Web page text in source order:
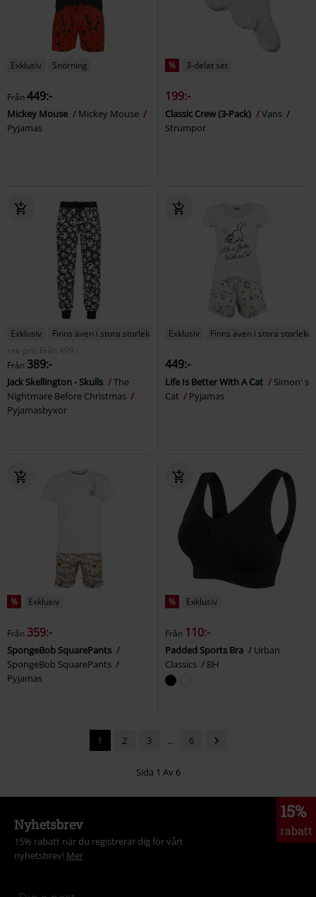
Exklusiv Snörning
Från449:-
Mickey Mouse
Mickey Mouse
Pyjamas
% 3-delat set
199:-
Classic Crew (3-Pack)
Vans
Strumpor
Exklusiv
Finns även i stora storlekar
rek-pris
Från
499:-
Från 389:-
Jack Skellington - Skulls
The
Nightmare Before Christmas
Pyjamasbyxor
Exklusiv Finns även i stora storlekar
449:-
Life Is Better With A Cat
Simon' s
Cat
Pyjamas
% Exklusiv
Från 359:-
SpongeBob SquarePants
SpongeBob SquarePants
Pyjamas
% Exklusiv
Från 110:-
Padded Sports Bra
Urban
Classics
BH
1 2 3 ... 6
Sida 1 Av 6
15%
rabatt
Nyhetsbrev
15% rabatt när du registrerar dig för vårt
nyhetsbrev! Mer